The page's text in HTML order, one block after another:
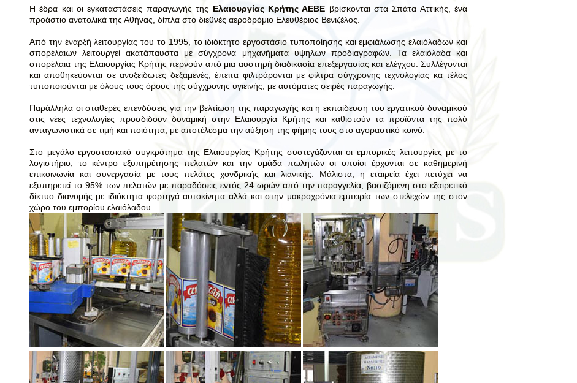
Η έδρα και οι εγκαταστάσεις παραγωγής της Ελαιουργίας Κρήτης ΑΕΒΕ βρίσκονται στα Σπάτα Αττικής, ένα
προάστιο ανατολικά της Αθήνας, δίπλα στο διεθνές αεροδρόμιο Ελευθέριος Βενιζέλος.
Από την έναρξή λειτουργίας του το 1995, το ιδιόκτητο εργοστάσιο τυποποίησης και εμφιάλωσης ελαιόλαδων και
σπορέλαιων λειτουργεί ακατάπαυστα με σύγχρονα μηχανήματα υψηλών προδιαγραφών. Τα ελαιόλαδα και
σπορέλαια της Ελαιουργίας Κρήτης περνούν από μια αυστηρή διαδικασία επεξεργασίας και ελέγχου. Συλλέγονται
και αποθηκεύονται σε ανοξείδωτες δεξαμενές, έπειτα φιλτράρονται με φίλτρα σύγχρονης τεχνολογίας κα τέλος
τυποποιούνται με όλους τους όρους της σύγχρονης υγιεινής, με αυτόματες σειρές παραγωγής.
Παράλληλα οι σταθερές επενδύσεις για την βελτίωση της παραγωγής και η εκπαίδευση του εργατικού δυναμικού
στις νέες τεχνολογίες προσδίδουν δυναμική στην Ελαιουργία Κρήτης και καθιστούν τα προϊόντα της πολύ
ανταγωνιστικά σε τιμή και ποιότητα, με αποτέλεσμα την αύξηση της φήμης τους στο αγοραστικό κοινό.
Στο μεγάλο εργοστασιακό συγκρότημα της Ελαιουργίας Κρήτης συστεγάζονται οι εμπορικές λειτουργίες με το
λογιστήριο, το κέντρο εξυπηρέτησης πελατών και την ομάδα πωλητών οι οποίοι έρχονται σε καθημερινή
επικοινωνία και συνεργασία με τους πελάτες χονδρικής και λιανικής. Μάλιστα, η εταιρεία έχει πετύχει να
εξυπηρετεί το 95% των πελατών με παραδόσεις εντός 24 ωρών από την παραγγελία, βασιζόμενη στο εξαιρετικό
δίκτυο διανομής με ιδιόκτητα φορτηγά αυτοκίνητα αλλά και στην μακροχρόνια εμπειρία των στελεχών της στον
χώρο του εμπορίου ελαιόλαδου.